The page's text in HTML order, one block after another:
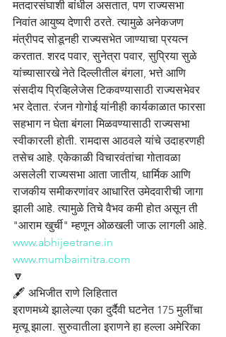
मतदारसंघाशी बांधील असतात, पण राज्यसभा
निवांत आयुष्य देणारी ठरते. त्यामुळे अनेकजण
मंत्रीपद सोडूनही राज्यसभेत जाण्याचा प्रयत्न
करतात. शरद पवार, सुनेत्रा पवार, सुप्रिया सुळे
यांच्यासारखे नेते दिल्लीतील बंगला, भत्ते आणि
संसदीय प्रिव्हिलेजेस टिकवण्यासाठी राज्यसभेवर
भर देतात. रंजन गोगोई यांनीही कार्यकाळात फारसा
सहभाग न घेता बंगला मिळवण्यासाठी राज्यसभा
स्वीकारली होती. रामदास आठवले यांचे उदाहरणही
तसेच आहे. एकेकाळी विचारवंतांचा गोतावळा
असलेली राज्यसभा आता जातीय, धार्मिक आणि
राजकीय समीकरणांवर आधारित उमेदवारीची जागा
झाली आहे. त्यामुळे तिचे वैभव कमी होत असून ती
"आराम खुर्ची" म्हणून ओळखली जाऊ लागली आहे.
www.abhijeetrane.in
www.mumbaimitra.com
🔽
🖋️ अभिजीत राणे लिहितात
इराणमध्ये झालेल्या एका दुर्दैवी घटनेत 175 मुलींचा
मृत्यू झाला. सुरुवातीला इराणने हा हल्ला अमेरिका